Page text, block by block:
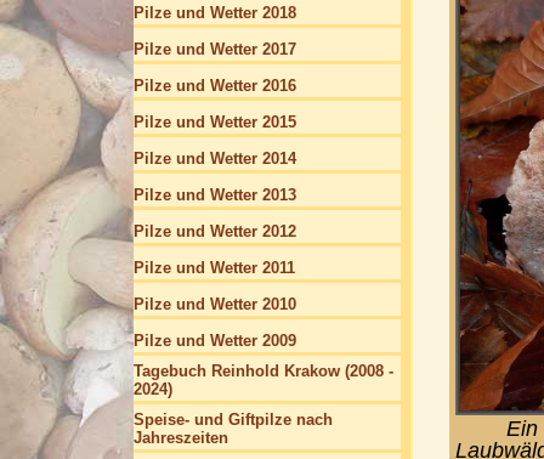
Ein
Pilze und Wetter 2018
Pilze und Wetter 2017
Pilze und Wetter 2016
Pilze und Wetter 2015
Pilze und Wetter 2014
Pilze und Wetter 2013
Pilze und Wetter 2012
Pilze und Wetter 2011
Pilze und Wetter 2010
Pilze und Wetter 2009
Tagebuch Reinhold Krakow (2008 -
2024)
Speise- und Giftpilze nach
Jahreszeiten